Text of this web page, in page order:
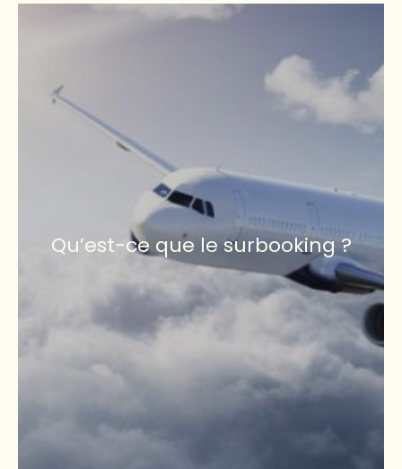
Qu’est-ce que le surbooking ?